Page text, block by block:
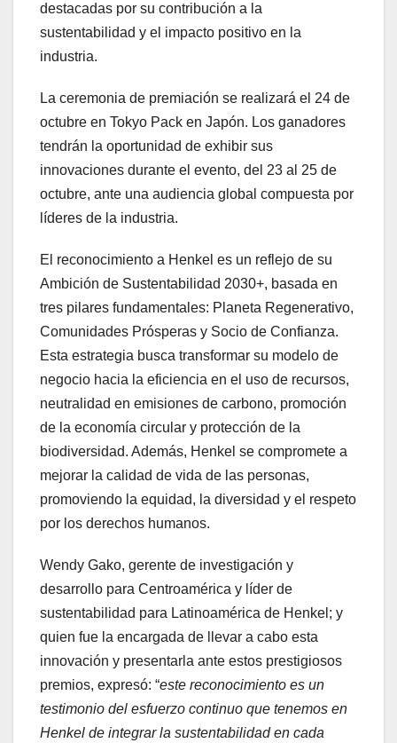
destacadas por su contribución a la
sustentabilidad y el impacto positivo en la
industria.
La ceremonia de premiación se realizará el 24 de
octubre en Tokyo Pack en Japón. Los ganadores
tendrán la oportunidad de exhibir sus
innovaciones durante el evento, del 23 al 25 de
octubre, ante una audiencia global compuesta por
líderes de la industria.
El reconocimiento a Henkel es un reflejo de su
Ambición de Sustentabilidad 2030+, basada en
tres pilares fundamentales: Planeta Regenerativo,
Comunidades Prósperas y Socio de Confianza.
Esta estrategia busca transformar su modelo de
negocio hacia la eficiencia en el uso de recursos,
neutralidad en emisiones de carbono, promoción
de la economía circular y protección de la
biodiversidad. Además, Henkel se compromete a
mejorar la calidad de vida de las personas,
promoviendo la equidad, la diversidad y el respeto
por los derechos humanos.
Wendy Gako, gerente de investigación y
desarrollo para Centroamérica y líder de
sustentabilidad para Latinoamérica de Henkel; y
quien fue la encargada de llevar a cabo esta
innovación y presentarla ante estos prestigiosos
premios, expresó: “este reconocimiento es un
testimonio del esfuerzo continuo que tenemos en
Henkel de integrar la sustentabilidad en cada